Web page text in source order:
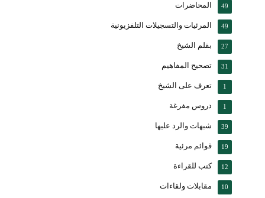
المحاضرات 49
المرئيات والتسجيلات التلفزيونية 49
بقلم الشيخ 27
تصحيح المفاهيم 31
تعرف على الشيخ 1
دروس مفرغة 1
شبهات والرد عليها 39
قوائم مرئية 19
كتب للقراءة 12
مقابلات ولقاءات 10